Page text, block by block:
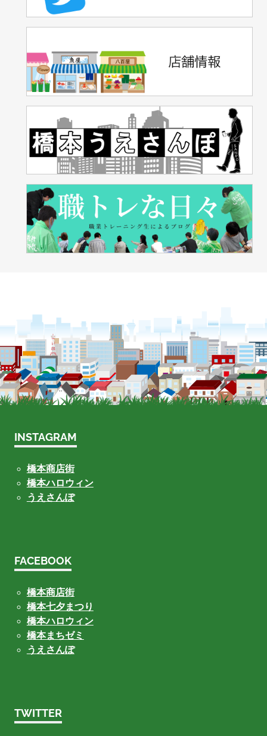
INSTAGRAM
橋本商店街
橋本ハロウィン
うえさんぽ
FACEBOOK
橋本商店街
橋本七夕まつり
橋本ハロウィン
橋本まちゼミ
うえさんぽ
TWITTER